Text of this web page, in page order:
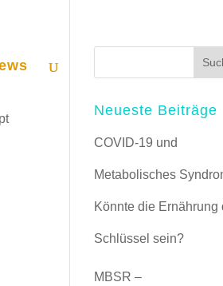
Neueste Beiträge
COVID-19 und
Metabolisches
Könnte die Ernährung
Schlüssel sein?
MBSR –